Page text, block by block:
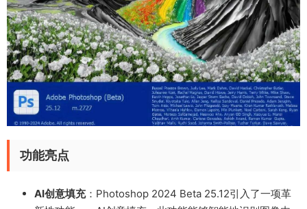
功能亮点
AI创意填充：Photoshop 2024 Beta 25.12引入了一项革